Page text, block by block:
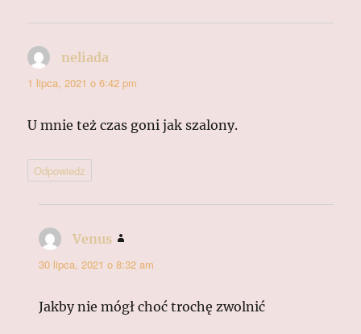
neliada
1 lipca, 2021 o 6:42 pm
U mnie też czas goni jak szalony.
Odpowiedz
Venus
30 lipca, 2021 o 8:32 am
Jakby nie mógł choć trochę zwolnić